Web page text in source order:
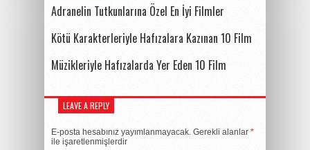
Adranelin Tutkunlarına Özel En İyi Filmler
Kötü Karakterleriyle Hafızalara Kazınan 10 Film
Müzikleriyle Hafızalarda Yer Eden 10 Film
LEAVE A REPLY
E-posta hesabınız yayımlanmayacak. Gerekli alanlar *
ile işaretlenmişlerdir